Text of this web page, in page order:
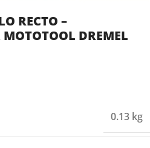
RECTO –
DREMEL
0.13 kg